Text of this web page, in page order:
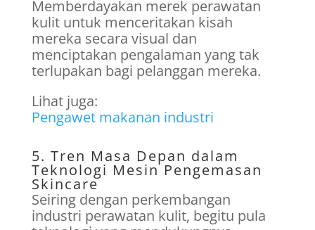
Memberdayakan merek perawatan
kulit untuk menceritakan kisah
mereka secara visual dan
menciptakan pengalaman yang tak
terlupakan bagi pelanggan mereka.
Lihat juga:
Pengawet makanan industri
5. Tren Masa Depan dalam
Teknologi Mesin Pengemasan
Skincare
Seiring dengan perkembangan
industri perawatan kulit, begitu pula